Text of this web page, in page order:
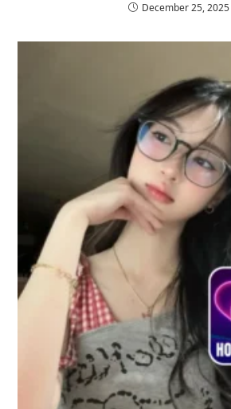
December 25, 2025